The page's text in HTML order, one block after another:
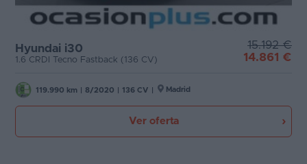
Hyundai i30
1.6 CRDI Tecno Fastback (136 CV)
15.192 €
14.861 €
119.990 km 8/2020 136 CV Madrid
Ver oferta